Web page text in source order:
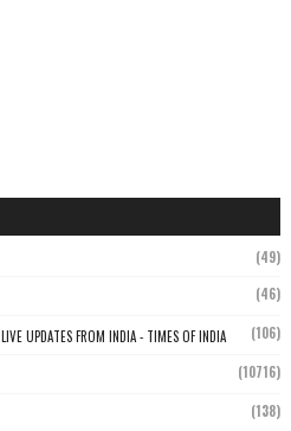
(49)
(46)
UPDATES FROM INDIA - TIMES OF INDIA (106)
(10716)
(138)